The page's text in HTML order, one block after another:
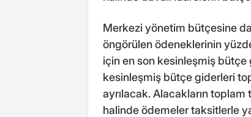
Merkezi yönetim bütçesine
öngörülen ödeneklerinin
için en son kesinleşmiş bütçe
kesinleşmiş bütçe giderleri
ayrılacak. Alacakların toplam
halinde ödemeler taksitlerle